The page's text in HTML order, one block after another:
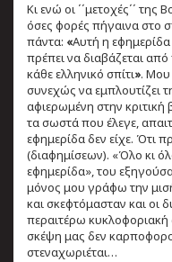
Κι ενώ οι ΄΄μετοχές΄΄
όσες φορές πήγαινα στο
πάντα: «Αυτή η εφημερίδα
πρέπει να διαβάζεται
κάθε ελληνικό σπίτι». Μου
συνεχώς να εμπλουτίζει
αφιερωμένη στην
τα σωστά που έλεγε,
εφημερίδα δεν είχε. Ότι
(διαφημίσεων). «Όλο κι
εφημερίδα», του
μόνος μου γράφω την
και σκεφτόμασταν και οι
περαιτέρω
σκέψη μας δεν
στεναχωριέται…